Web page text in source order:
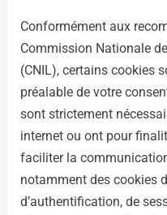
Conformément aux
Commission Nationale
(CNIL), certains cookies
préalable de votre
sont strictement
internet ou ont pour
faciliter la
notamment des cookies
d’authentification, de